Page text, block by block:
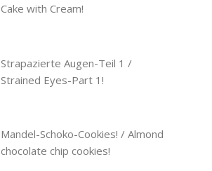
Cake with Cream!
Strapazierte Augen-Teil 1 /
Strained Eyes-Part 1!
Mandel-Schoko-Cookies! / Almond
chocolate chip cookies!